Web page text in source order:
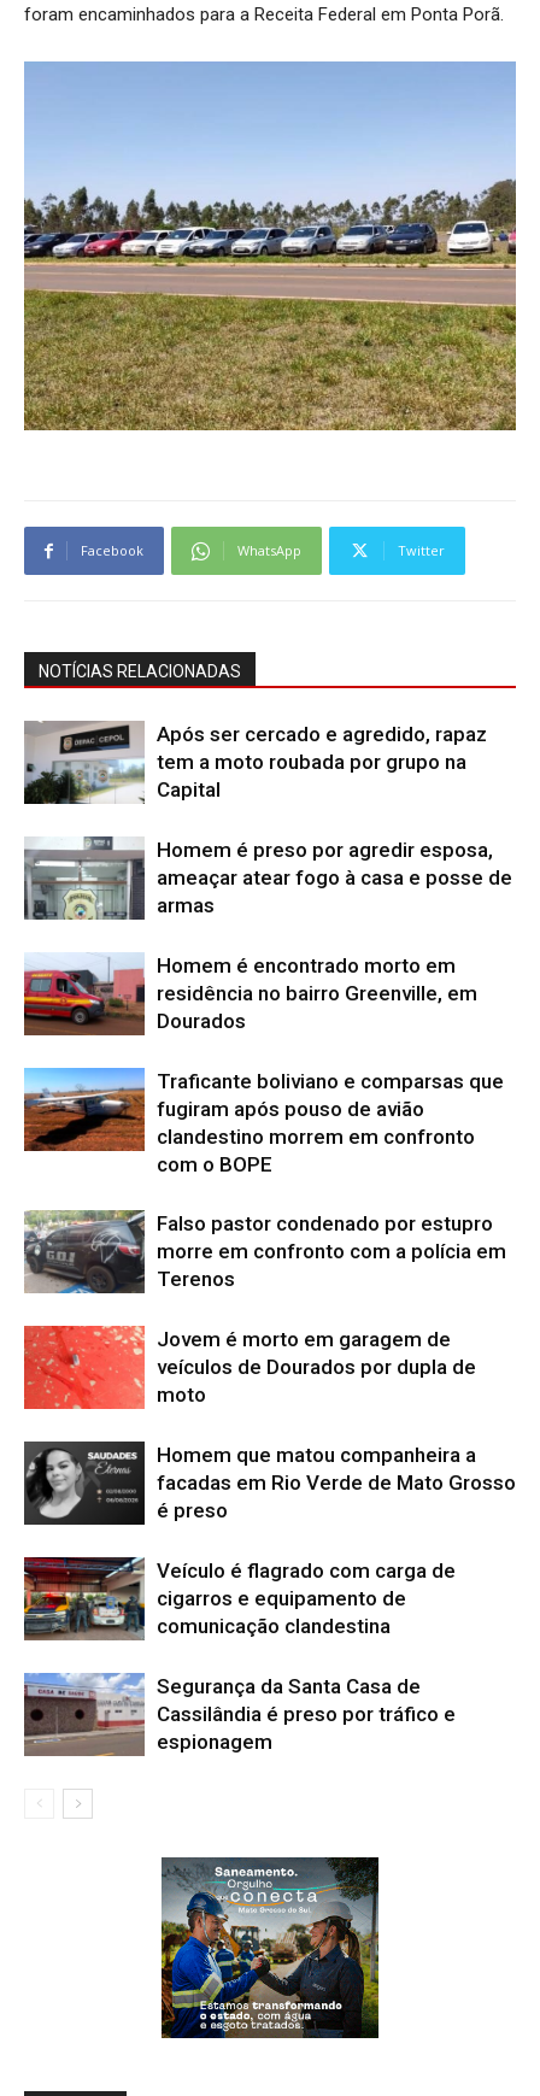
foram encaminhados para a Receita Federal em Ponta Porã.
Facebook WhatsApp Twitter
NOTÍCIAS RELACIONADAS
Após ser cercado e agredido, rapaz
tem a moto roubada por grupo na
Capital
Homem é preso por agredir esposa,
ameaçar atear fogo à casa e posse de
armas
Homem é encontrado morto em
residência no bairro Greenville, em
Dourados
Traficante boliviano e comparsas que
fugiram após pouso de avião
clandestino morrem em confronto
com o BOPE
Falso pastor condenado por estupro
morre em confronto com a polícia em
Terenos
Jovem é morto em garagem de
veículos de Dourados por dupla de
moto
Homem que matou companheira a
facadas em Rio Verde de Mato Grosso
é preso
Veículo é flagrado com carga de
cigarros e equipamento de
comunicação clandestina
Segurança da Santa Casa de
Cassilândia é preso por tráfico e
espionagem